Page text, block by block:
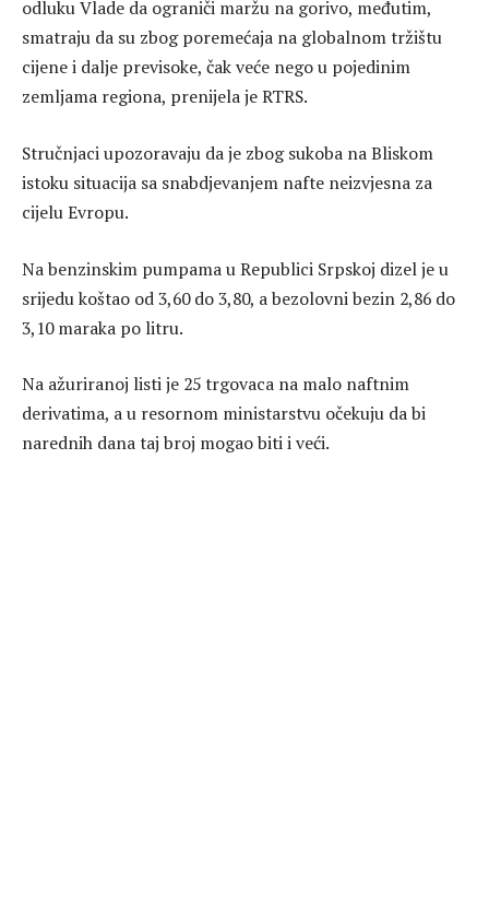
odluku Vlade da ograniči maržu na gorivo, međutim,
smatraju da su zbog poremećaja na globalnom tržištu
cijene i dalje previsoke, čak veće nego u pojedinim
zemljama regiona, prenijela je RTRS.
Stručnjaci upozoravaju da je zbog sukoba na Bliskom
istoku situacija sa snabdjevanjem nafte neizvjesna za
cijelu Evropu.
Na benzinskim pumpama u Republici Srpskoj dizel je u
srijedu koštao od 3,60 do 3,80, a bezolovni bezin 2,86 do
3,10 maraka po litru.
Na ažuriranoj listi je 25 trgovaca na malo naftnim
derivatima, a u resornom ministarstvu očekuju da bi
narednih dana taj broj mogao biti i veći.